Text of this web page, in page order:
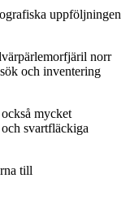
uppföljningen
norr
och inventering
mycket
svartfläckiga
till